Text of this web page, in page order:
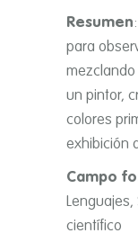
Resumen
para
un pintor,
colores
exhibición
Campo
científico